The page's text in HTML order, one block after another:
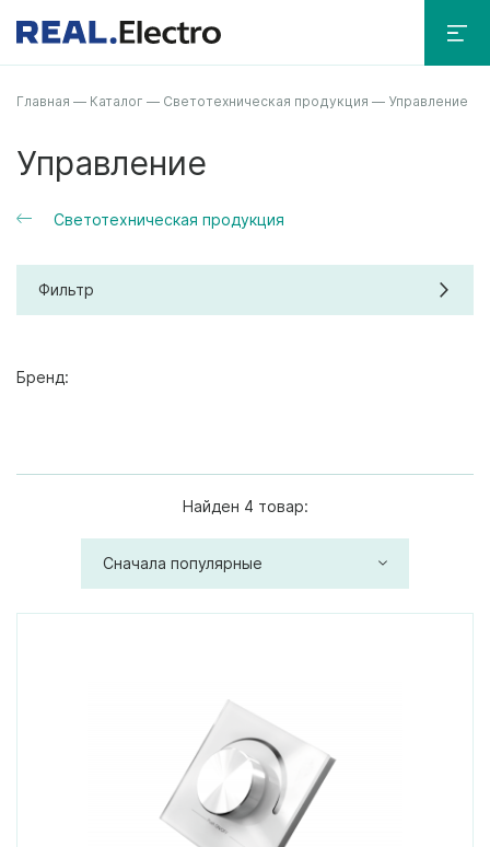
Главная — Каталог — Светотехническая продукция — Управление
Управление
Светотехническая продукция
Фильтр
Бренд:
Найден 4 товар:
Сначала популярные